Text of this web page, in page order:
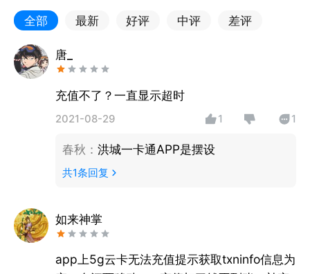
全部 最新 好评 中评 差评
唐_
充值不了？一直显示超时
2021-08-29 1 1
春秋 ： 洪城一卡通APP是摆设
共1条回复
如来神掌
app上5g云卡无法充值提示获取txninfo信息为